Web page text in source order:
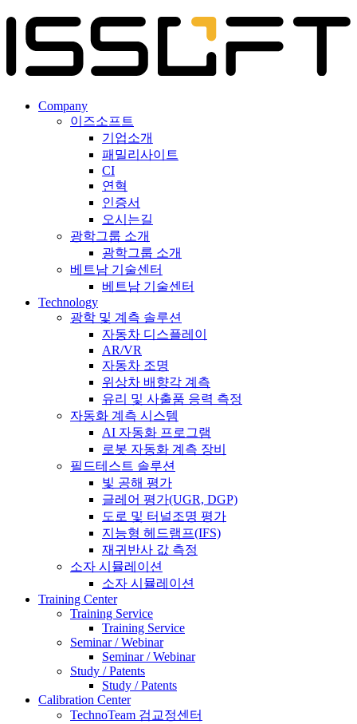
Company
이즈소프트
기업소개
패밀리사이트
CI
연혁
인증서
오시는길
광학그룹 소개
광학그룹 소개
베트남 기술센터
베트남 기술센터
Technology
광학 및 계측 솔루션
자동차 디스플레이
AR/VR
자동차 조명
위상차 배향각 계측
유리 및 사출품 응력 측정
자동화 계측 시스템
AI 자동화 프로그램
로봇 자동화 계측 장비
필드테스트 솔루션
빛 공해 평가
글레어 평가(UGR, DGP)
도로 및 터널조명 평가
지능형 헤드램프(IFS)
재귀반사 값 측정
소자 시뮬레이션
소자 시뮬레이션
Training Center
Training Service
Training Service
Seminar / Webinar
Seminar / Webinar
Study / Patents
Study / Patents
Calibration Center
TechnoTeam 검교정센터